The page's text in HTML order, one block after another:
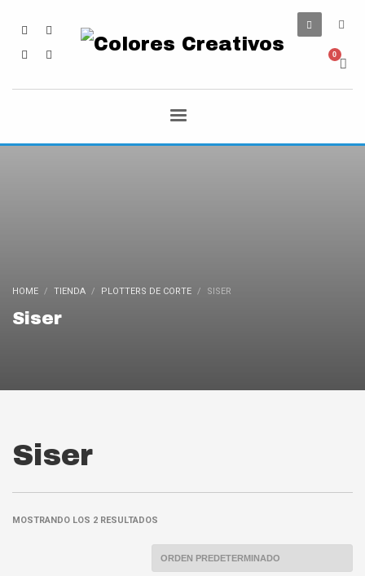
HOME TIENDA PLOTTERS DE CORTE SISER
Siser
Siser
MOSTRANDO LOS 2 RESULTADOS